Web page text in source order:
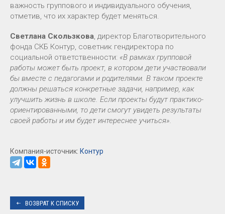
важность группового и индивидуального обучения,
отметив, что их характер будет меняться.
Светлана Скользкова, директор Благотворительного
фонда СКБ Контур, советник гендиректора по
социальной ответственности: «В рамках групповой
работы может быть проект, в котором дети участвовали
бы вместе с педагогами и родителями. В таком проекте
должны решаться конкретные задачи, например, как
улучшить жизнь в школе. Если проекты будут практико-
ориентированными, то дети смогут увидеть результаты
своей работы и им будет интереснее учиться».
Компания-источник: Контур
ВОЗВРАТ К СПИСКУ